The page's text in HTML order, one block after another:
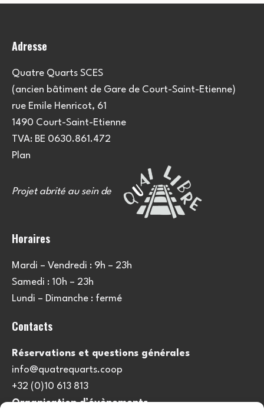
Adresse
Quatre Quarts SCES
(ancien bâtiment de Gare de Court-Saint-Etienne)
rue Emile Henricot, 61
1490 Court-Saint-Etienne
TVA: BE 0630.861.472
Plan
Projet abrité au sein de
Horaires
Mardi – Vendredi : 9h – 23h
Samedi : 10h – 23h
Lundi – Dimanche : fermé
Contacts
Réservations et questions générales
info@quatrequarts.coop
+32 (0)10 613 813
Organisation d’évènements